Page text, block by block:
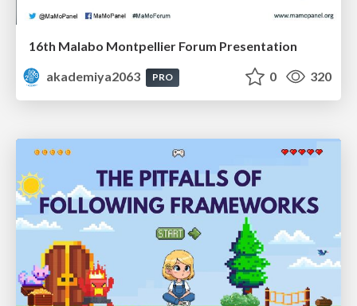
16th Malabo Montpellier Forum Presentation
akademiya2063
PRO 0 320